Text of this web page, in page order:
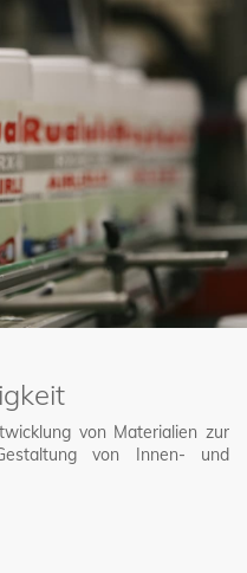
ist auf Produktion und
ein Produktangebot unter
unser Management gemäß
und ISO 45001 bilden die
zufriedene Kunden, eine
durch stetig
von Materialien zur
von Innen- und